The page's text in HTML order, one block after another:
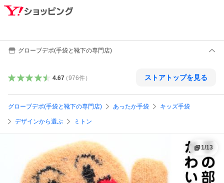
グローブデポ(手袋と靴下の専門店)
4.67（976件） ストアトップを見る
グローブデポ(手袋と靴下の専門店) あったか手袋 キッズ手袋
デザインから選ぶ ミトン
1/13